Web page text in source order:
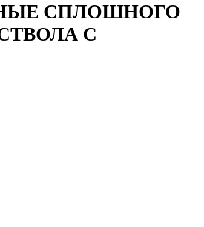
СПЛОШНОГО
С